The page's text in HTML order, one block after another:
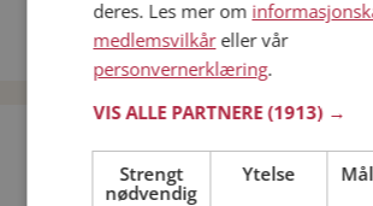
Date kvinner i Norge
Date menn i Norge
Bli medlem
deres. Les mer om
medlemsvilkåreller vår
personvernerklæring.
VIS ALLE PARTNERE(1913) →
Strengt
nødvendig
Ytelse